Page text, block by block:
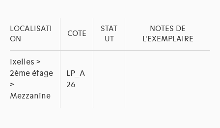
LOCALISATI
ON
COTE
STAT
UT
NOTES DE
L'EXEMPLAIRE
Ixelles >
2ème étage
>
Mezzanine
LP_A
26